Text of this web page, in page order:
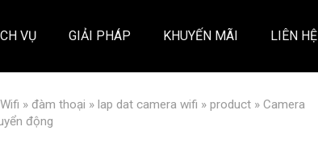
VỤ GIẢI PHÁP KHUYẾN MÃI LIÊN HỆ
» đàm thoại » lap dat camera wifi » product » Camera
động